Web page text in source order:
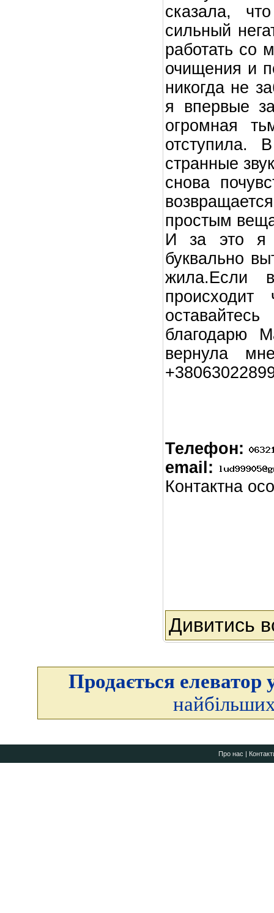
сказала,
сильный
работать со
очищения и
никогда не
я впервые
огромная
отступила.
странные
снова
простым
И за это я
буквально
жила.Если
благодарю
вернула
Телефон:
email:
Контактна
Дивитись
Продається елеватор
Про нас |